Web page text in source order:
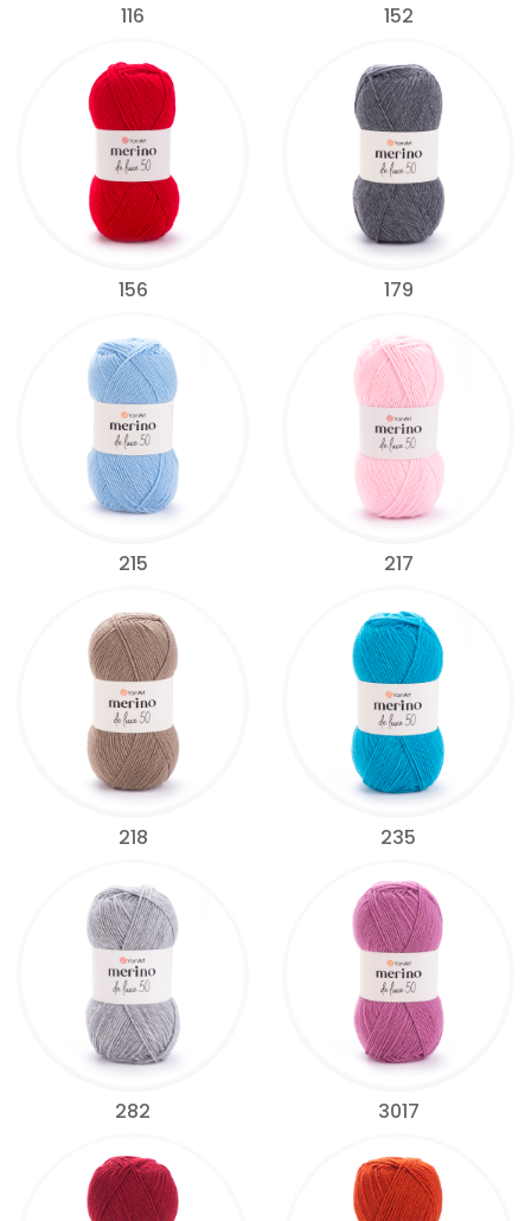
116 152
156 179
215 217
218 235
282 3017